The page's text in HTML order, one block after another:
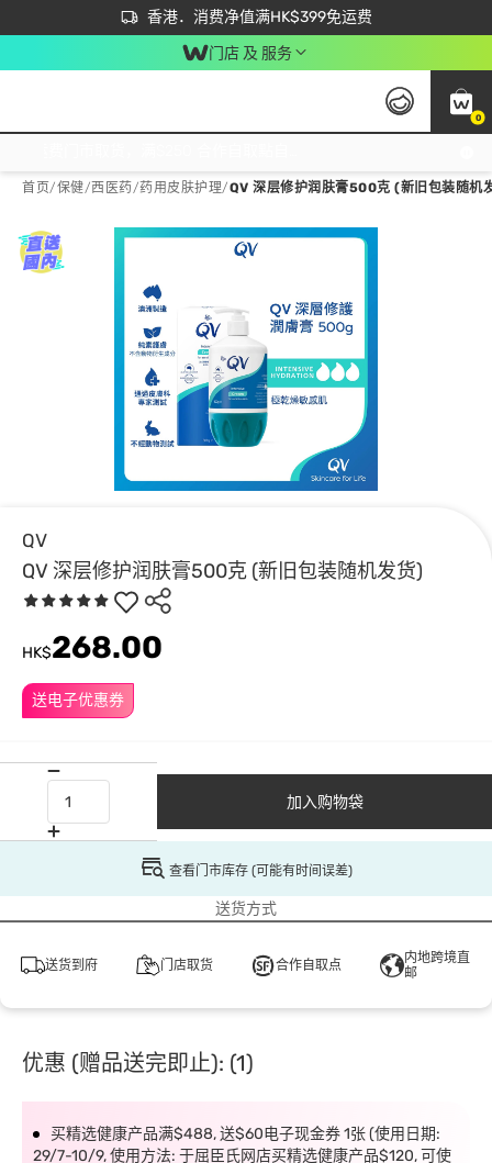
香港．消费净值满HK$399免运费
立即成为易赏钱会员尽享独家优惠
首次APP下单买满$450 输入 NEWAPP 即减$50
门店 及 服务
0
首页/保健/西医药/药用皮肤护理/QV 深层修护润肤膏500克 (新旧包装随机
QV
QV 深层修护润肤膏500克 (新旧包装随机发货)
送电子优惠券
HK$268.00
加入购物袋
查看门市库存 (可能有时间误差)
送货方式
送货到府 门店取货 合作自取点
内地跨境直
邮
优惠 (赠品送完即止): (1)
买精选健康产品满$488, 送$60电子现金券 1张 (使用日期:
29/7-10/9, 使用方法: 于屈臣氏网店买精选健康产品$120, 可使